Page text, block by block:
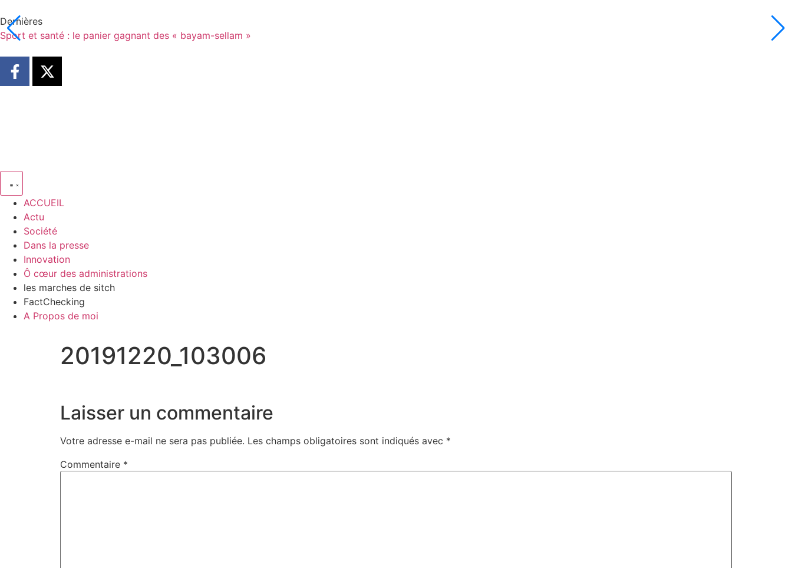
Dernières
Sport et santé : le panier gagnant des « bayam-sellam »
ACCUEIL
Actu
Société
Dans la presse
Innovation
Ô cœur des administrations
les marches de sitch
FactChecking
A Propos de moi
20191220_103006
Laisser un commentaire
Votre adresse e-mail ne sera pas publiée. Les champs obligatoires sont indiqués avec *
Commentaire *